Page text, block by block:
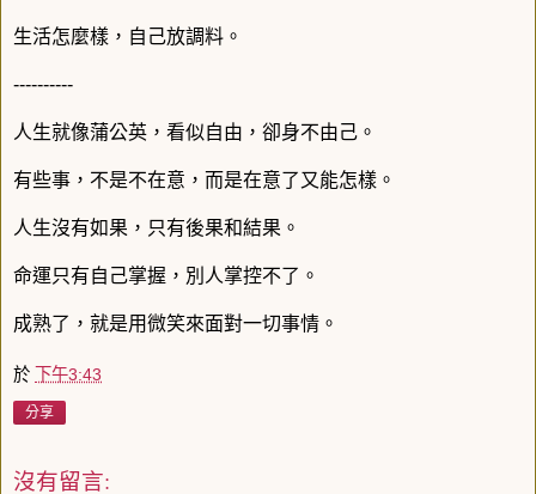
生活怎麼樣，自己放調料。
----------
人生就像蒲公英，看似自由，卻身不由己。
有些事，不是不在意，而是在意了又能怎樣。
人生沒有如果，只有後果和結果。
命運只有自己掌握，別人掌控不了。
成熟了，就是用微笑來面對一切事情。
於 下午3:43
分享
沒有留言: